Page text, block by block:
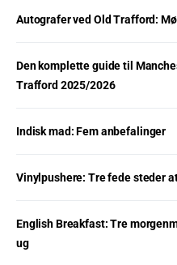
Autografer ved Old Trafford:
Den komplette guide til
Trafford 2025/2026
Indisk mad: Fem anbefalinger
Vinylpushere: Tre fede steder at
English Breakfast: Tre
ug